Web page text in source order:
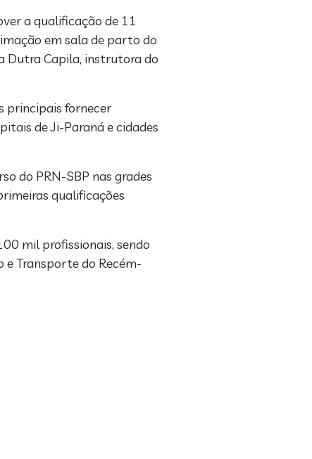
a qualificação de 11
em sala de parto do
Dutra Capila, instrutora do
principais fornecer
de Ji-Paraná e cidades
do PRN-SBP nas grades
qualificações
mil profissionais, sendo
e Transporte do Recém-